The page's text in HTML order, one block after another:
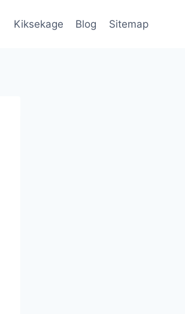
Kiksekage Blog Sitemap